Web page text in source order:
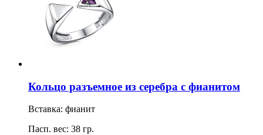
Кольцо разъемное из серебра с фианитом
Вставка: фианит
Пасп. вес: 38 гр.